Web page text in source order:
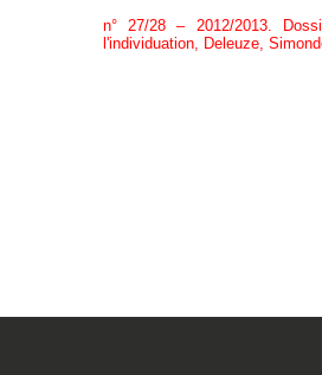
n° 27/28 – 2012/2013.
l'individuation, Deleuze,